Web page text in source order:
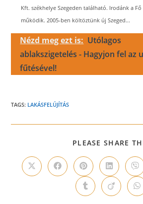
Kft. székhelye Szegeden található. Irodánk a
működik. 2005-ben költöztünk új Szeged...
Nézd meg ezt is: Utólagos
ablakszigetelés - Hagyjon fel az
fűtésével!
TAGS: LAKÁSFELÚJÍTÁS
PLEASE SHARE
Opens
in
Opens
in
window
Opens
in
a
new
window
Opens
in
a
new
window
in
a
Opens
in
Opens
in in